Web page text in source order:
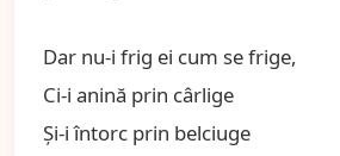
Dar nu-i frig ei cum se frige,
Ci-i anină prin cârlige
Şi-i întorc prin belciuge